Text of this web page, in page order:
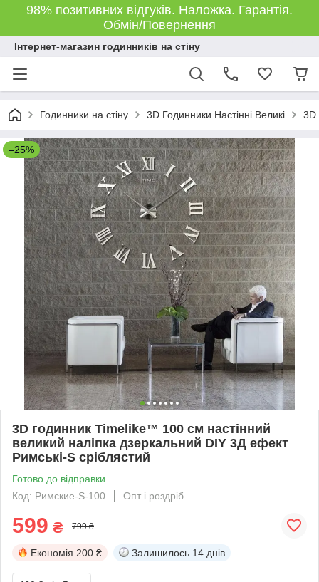
98% позитивних відгуків. Наложка. Гарантія.
Обмін/Повернення
Інтернет-магазин годинників на стіну
Годинники на стіну 3D Годинники Настінні Великі 3D
–25%
3D годинник Timelike™ 100 см настінний
великий наліпка дзеркальний DIY 3Д ефект
Римські-S сріблястий
Готово до відправки
Код: Римские-S-100
Опт і роздріб
599 ₴ 799 ₴
Економія 200 ₴ Залишилось 14 днів